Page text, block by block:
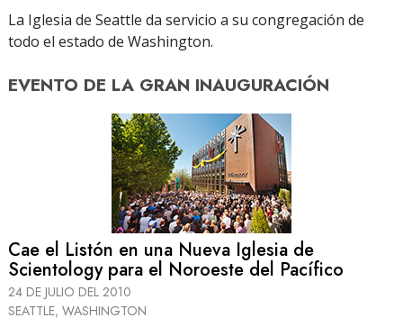
La Iglesia de Seattle da servicio a su congregación de
todo el estado de Washington.
EVENTO DE LA GRAN INAUGURACIÓN
Cae el Listón en una Nueva Iglesia de
Scientology para el Noroeste del Pacífico
24 DE JULIO DEL 2010
SEATTLE, WASHINGTON